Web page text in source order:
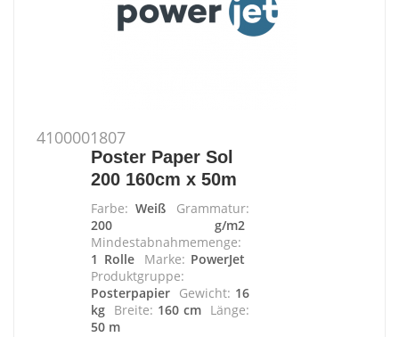
4100001807
Poster Paper Sol
200 160cm x 50m
Farbe: Weiß
Grammatur:
200 g/m2
Mindestabnahmemenge:
1 Rolle
Marke: PowerJet
Produktgruppe:
Posterpapier Gewicht: 16
kg Breite: 160 cm Länge:
50 m